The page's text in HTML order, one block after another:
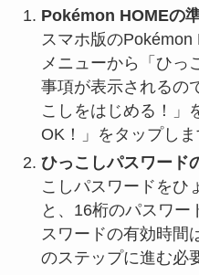
Pokémon HOMEの
スマホ版の
メニューから「ひっ
事項が表示されるの
こしをはじめる！」
OK！」をタップしま
ひっこしパスワード
こしパスワードをひ
と、16桁のパスワー
スワードの有効時間
のステップに進む必